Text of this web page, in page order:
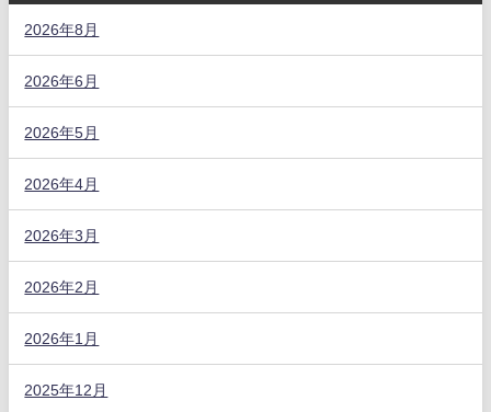
2026年8月
2026年6月
2026年5月
2026年4月
2026年3月
2026年2月
2026年1月
2025年12月